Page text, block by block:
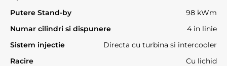
Putere Stand-by
98 kWm
Numar cilindri si dispunere
4 in linie
Sistem injectie
Directa cu turbina si intercooler
Racire
Cu lichid